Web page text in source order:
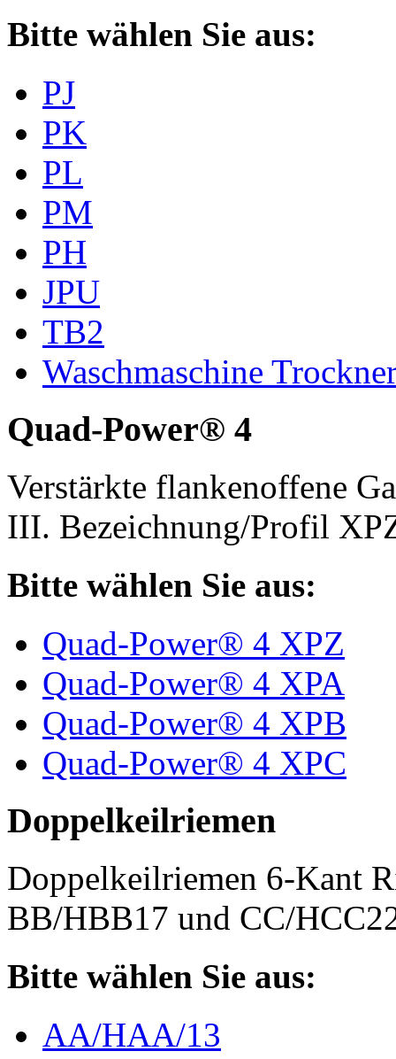
Bitte wählen Sie aus:
PJ
PK
PL
PM
PH
JPU
TB2
Waschmaschine
Quad-Power® 4
Verstärkte flankenoffene
III. Bezeichnung/Profil
Bitte wählen Sie aus:
Quad-Power® 4 XPZ
Quad-Power® 4 XPA
Quad-Power® 4 XPB
Quad-Power® 4 XPC
Doppelkeilriemen
Doppelkeilriemen 6-Kant
BB/HBB17 und CC/
Bitte wählen Sie aus:
AA/HAA/13